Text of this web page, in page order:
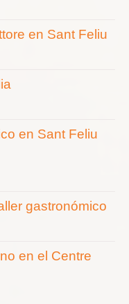
en Sant Feliu
en Sant Feliu
gastronómico
en el Centre